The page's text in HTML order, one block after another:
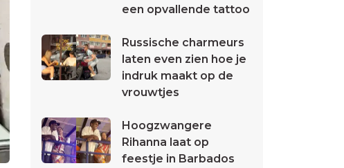
een opvallende tattoo
Russische charmeurs
laten even zien hoe je
indruk maakt op de
vrouwtjes
Hoogzwangere
Rihanna laat op
feestje in Barbados